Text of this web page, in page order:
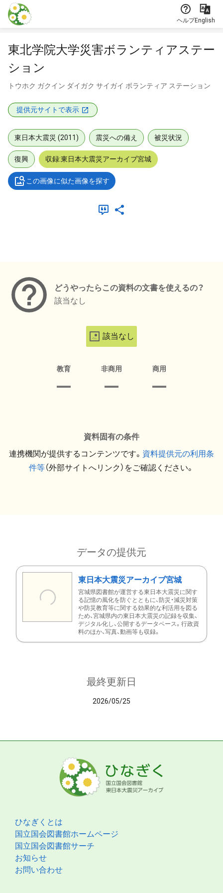
本文に飛ぶ
ヘルプEnglish
東北学院大学災害ボランティアステー
ション
トウホク ガクイン ダイガク サイガイ ボランティア ステーション
提供元サイトで表示
東日本大震災 (2011) 震災への備え 被災状況
復興 収録:東日本大震災アーカイブ宮城
この画像に似た画像を探す
どうやったらこの資料の文書を使えるの？
該当なし
該当なし
教育 非商用 商用
資料固有の条件
連携機関が提供するコンテンツです。 資料提供元の利用条
件等（外部サイトへリンク）をご確認ください。
データの提供元
東日本大震災アーカイブ宮城
宮城県図書館が運営する東日本大震災に関す
る記憶の風化を防ぐとともに、防災・減災対策
や防災教育等に関する効果的な利活用を図る
ため、宮城県内の東日本大震災の記録を収集、
デジタル化し、公開するデータベース。行政資
料のほか、写真、動画等も収録。
最終更新日
2026/05/25
ひなぎくとは
国立国会図書館ホームページ
国立国会図書館サーチ
お知らせ
お問い合わせ